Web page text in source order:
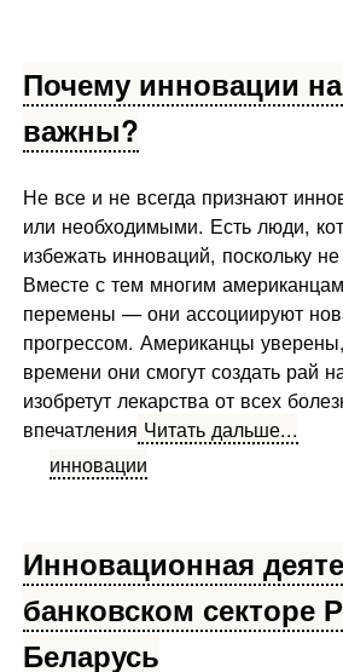
Почему инновации
важны?
Не все и не всегда признают
или необходимыми. Есть люди,
избежать ин­новаций, поскольку
Вместе с тем мно­гим
перемены — они ассоциируют
прогрессом. Американцы
времени они смогут создать рай
изо­бретут лекарства от всех
впечатления Читать дальше...
инновации
Инновационная
банковском секторе
Беларусь